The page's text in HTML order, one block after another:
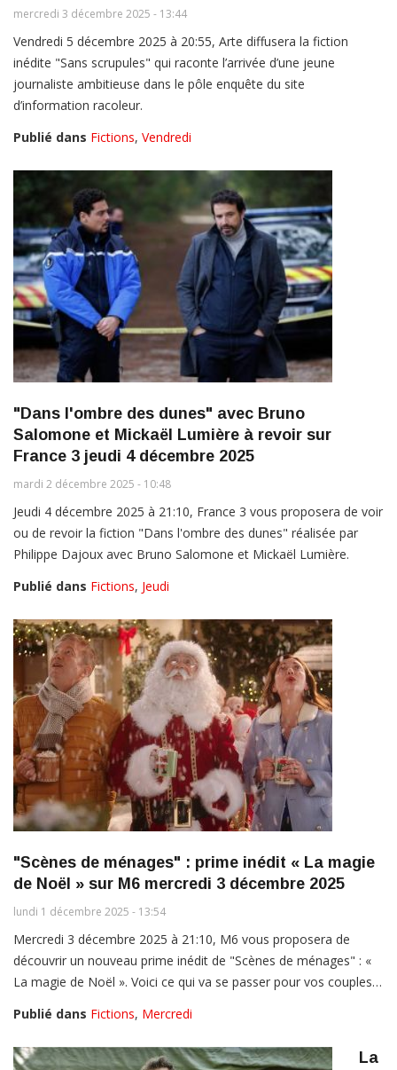
mercredi 3 décembre 2025 - 13:44
Vendredi 5 décembre 2025 à 20:55, Arte diffusera la fiction
inédite "Sans scrupules" qui raconte l’arrivée d’une jeune
journaliste ambitieuse dans le pôle enquête du site
d’information racoleur.
Publié dans Fictions, Vendredi
"Dans l'ombre des dunes" avec Bruno
Salomone et Mickaël Lumière à revoir sur
France 3 jeudi 4 décembre 2025
mardi 2 décembre 2025 - 10:48
Jeudi 4 décembre 2025 à 21:10, France 3 vous proposera de voir
ou de revoir la fiction "Dans l'ombre des dunes" réalisée par
Philippe Dajoux avec Bruno Salomone et Mickaël Lumière.
Publié dans Fictions, Jeudi
"Scènes de ménages" : prime inédit « La magie
de Noël » sur M6 mercredi 3 décembre 2025
lundi 1 décembre 2025 - 13:54
Mercredi 3 décembre 2025 à 21:10, M6 vous proposera de
découvrir un nouveau prime inédit de "Scènes de ménages" : «
La magie de Noël ». Voici ce qui va se passer pour vos couples…
Publié dans Fictions, Mercredi
La